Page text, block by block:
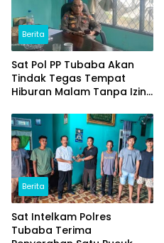
Berita
Sat Pol PP Tubaba Akan
Tindak Tegas Tempat
Hiburan Malam Tanpa Izin
Berita
Sat Intelkam Polres
Tubaba Terima